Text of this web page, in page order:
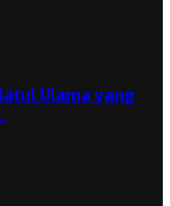
Ulama yang